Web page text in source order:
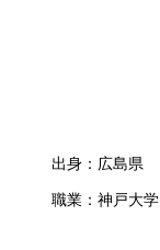
出身：広島県
職業：神戸大学